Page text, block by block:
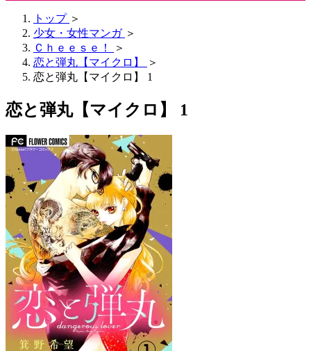
トップ ＞
少女・女性マンガ ＞
Ｃｈｅｅｓｅ！
＞
恋と弾丸【マイクロ】
＞
恋と弾丸【マイクロ】 1
恋と弾丸【マイクロ】 1